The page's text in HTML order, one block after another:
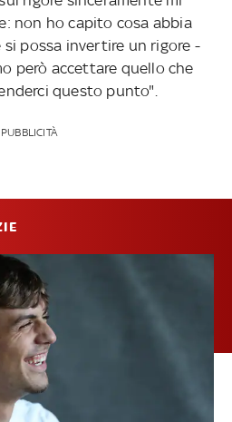
non ho capito cosa abbia
possa invertire un rigore -
però accettare quello che
questo punto".
PUBBLICITÀ